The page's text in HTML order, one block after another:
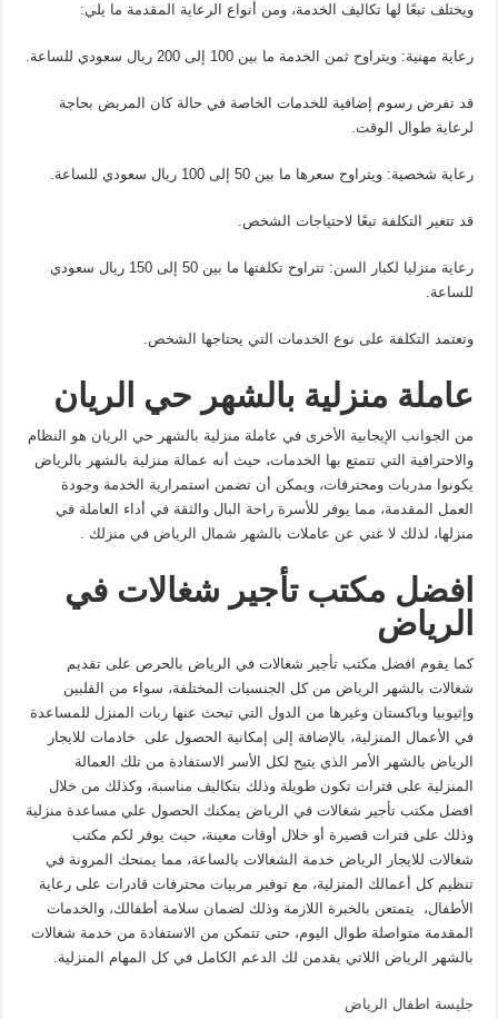
ويختلف تبعًا لها تكاليف الخدمة، ومن أنواع الرعاية المقدمة ما يلي:
رعاية مهنية: ويتراوح ثمن الخدمة ما بين 100 إلى 200 ريال سعودي للساعة.
قد تفرض رسوم إضافية للخدمات الخاصة في حالة كان المريض بحاجة
لرعاية طوال الوقت.
رعاية شخصية: ويتراوح سعرها ما بين 50 إلى 100 ريال سعودي للساعة.
قد تتغير التكلفة تبعًا لاحتياجات الشخص.
رعاية منزليا لكبار السن: تتراوح تكلفتها ما بين 50 إلى 150 ريال سعودي
للساعة.
وتعتمد التكلفة على نوع الخدمات التي يحتاجها الشخص.
عاملة منزلية بالشهر حي الريان
من الجوانب الإيجابية الأخرى في عاملة منزلية بالشهر حي الريان هو النظام
والاحترافية التي تتمتع بها الخدمات، حيث أنه عمالة منزلية بالشهر بالرياض
يكونوا مدربات ومحترفات، ويمكن أن تضمن استمرارية الخدمة وجودة
العمل المقدمة، مما يوفر للأسرة راحة البال والثقة في أداء العاملة في
منزلها، لذلك لا غني عن عاملات بالشهر شمال الرياض في منزلك .
افضل مكتب تأجير شغالات في
الرياض
كما يقوم افضل مكتب تأجير شغالات في الرياض بالحرص على تقديم
شغالات بالشهر الرياض من كل الجنسيات المختلفة، سواء من الفلبين
وإثيوبيا وباكستان وغيرها من الدول التي تبحث عنها ربات المنزل للمساعدة
في الأعمال المنزلية، بالإضافة إلى إمكانية الحصول على خادمات للايجار
الرياض بالشهر الأمر الذي يتيح لكل الأسر الاستفادة من تلك العمالة
المنزلية على فترات تكون طويلة وذلك بتكاليف مناسبة، وكذلك من خلال
افضل مكتب تأجير شغالات في الرياض يمكنك الحصول علي مساعدة منزلية
وذلك على فترات قصيرة أو خلال أوقات معينة، حيث يوفر لكم مكتب
شغالات للايجار الرياض خدمة الشغالات بالساعة، مما يمنحك المرونة في
تنظيم كل أعمالك المنزلية، مع توفير مربيات محترفات قادرات على رعاية
الأطفال، يتمتعن بالخبرة اللازمة وذلك لضمان سلامة أطفالك، والخدمات
المقدمة متواصلة طوال اليوم، حتى تتمكن من الاستفادة من خدمة شغالات
بالشهر الرياض اللاتي يقدمن لك الدعم الكامل في كل المهام المنزلية.
جليسة اطفال الرياض